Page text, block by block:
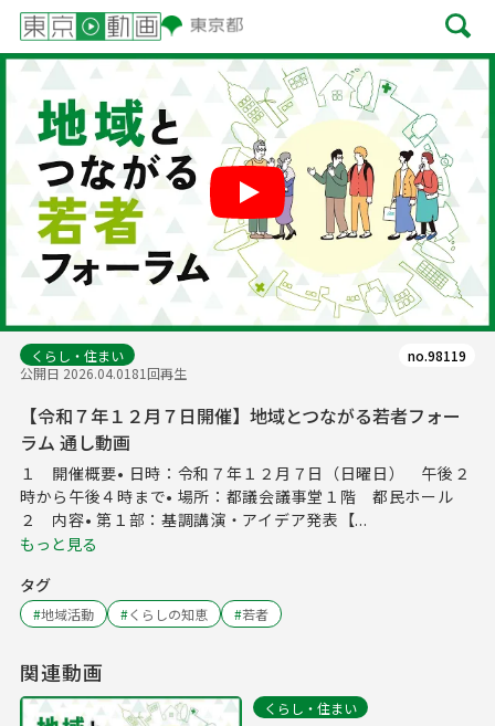
Play
くらし・住まい
公開日 2026.04.0181回再生
no.98119
【令和７年１２月７日開催】地域とつながる若者フォー
ラム 通し動画
１ 開催概要• 日時：令和７年１２月７日（日曜日） 午後２
時から午後４時まで• 場所：都議会議事堂１階 都民ホール
２ 内容• 第１部：基調講演・アイデア発表【...
もっと見る
タグ
#地域活動 #くらしの知恵 #若者
関連動画
くらし・住まい